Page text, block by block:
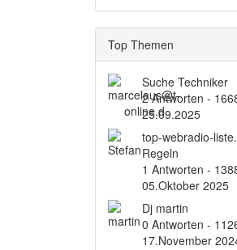
Top Themen
Suche Techniker
2 Antworten -
25.09.2025
top-webradio-
Regeln
1 Antworten -
05.Oktober 2025
Dj martin
0 Antworten -
17.November